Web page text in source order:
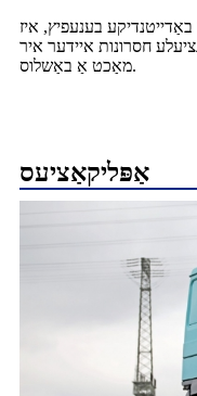
בענעפיץ, איז
חסרונות איידער איר
מאַכט אַ באַשלוס.
אַפּליקאַציעס